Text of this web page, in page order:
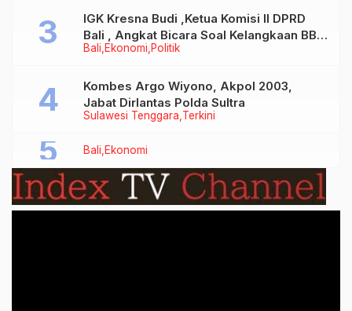
Bali Ekonomi Politik
IGK Kresna Budi ,Ketua Komisi II DPRD
Bali , Angkat Bicara Soal Kelangkaan BBM
Bersubsidi Jenis Solar
Sulawesi Tenggara Terkini
Kombes Argo Wiyono, Akpol 2003,
Jabat Dirlantas Polda Sultra
Bali Ekonomi